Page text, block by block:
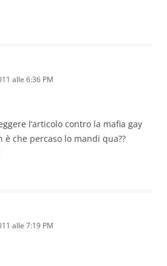
alle 6:36 PM
l’articolo contro la mafia gay
è che percaso lo mandi qua??
alle 7:19 PM